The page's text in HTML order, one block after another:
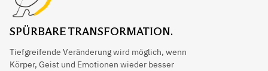
SPÜRBARE TRANSFORMATION.
Tiefgreifende Veränderung wird möglich, wenn
Körper, Geist und Emotionen wieder besser